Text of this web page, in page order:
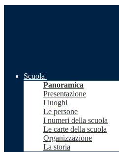
Scuola
Panoramica
Presentazione
I luoghi
Le persone
I numeri della scuola
Le carte della scuola
Organizzazione
La storia